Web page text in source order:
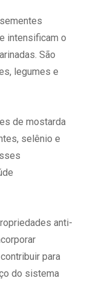
intensificam o
São
legumes e
de mostarda
selênio e
anti-
para
do sistema